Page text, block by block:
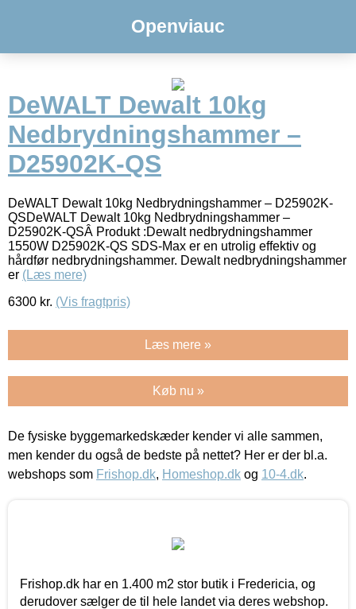
Openviauc
DeWALT Dewalt 10kg
Nedbrydningshammer –
D25902K-QS
DeWALT Dewalt 10kg Nedbrydningshammer – D25902K-
QSDeWALT Dewalt 10kg Nedbrydningshammer –
D25902K-QSÂ Produkt :Dewalt nedbrydningshammer
1550W D25902K-QS SDS-Max er en utrolig effektiv og
hårdfør nedbrydningshammer. Dewalt nedbrydningshammer
er (Læs mere)
6300 kr. (Vis fragtpris)
Læs mere »
Køb nu »
De fysiske byggemarkedskæder kender vi alle sammen,
men kender du også de bedste på nettet? Her er der bl.a.
webshops som Frishop.dk, Homeshop.dk og 10-4.dk.
Frishop.dk har en 1.400 m2 stor butik i Fredericia, og
derudover sælger de til hele landet via deres webshop.